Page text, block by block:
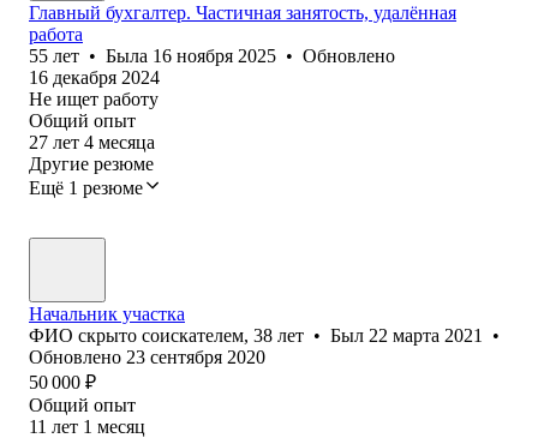
Главный бухгалтер. Частичная занятость, удалённая
работа
55 лет • Была 16 ноября 2025 • Обновлено
16 декабря 2024
Не ищет работу
Общий опыт
27 лет 4 месяца
Другие резюме
Ещё 1 резюме
Начальник участка
ФИО скрыто соискателем, 38 лет • Был 22 марта 2021
•
Обновлено 23 сентября 2020
50 000 ₽
Общий опыт
11 лет 1 месяц